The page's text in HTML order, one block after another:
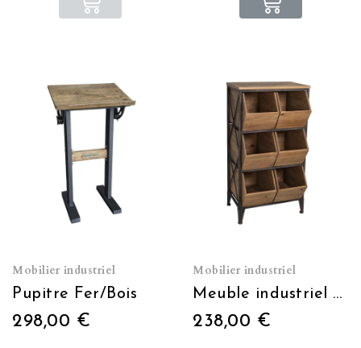
Mobilier industriel
Pupitre Fer/Bois
298,00 €
Mobilier industriel
Meuble industriel 51 x 40 x 91 cm 6 casiers
238,00 €